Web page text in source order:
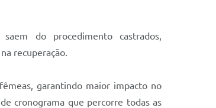
do procedimento castrados,
recuperação.
garantindo maior impacto no
cronograma que percorre todas as